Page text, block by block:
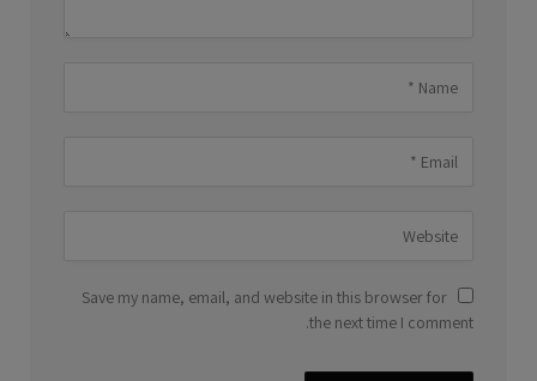
Save my name, email, and website in this browser for
the next time I comment.